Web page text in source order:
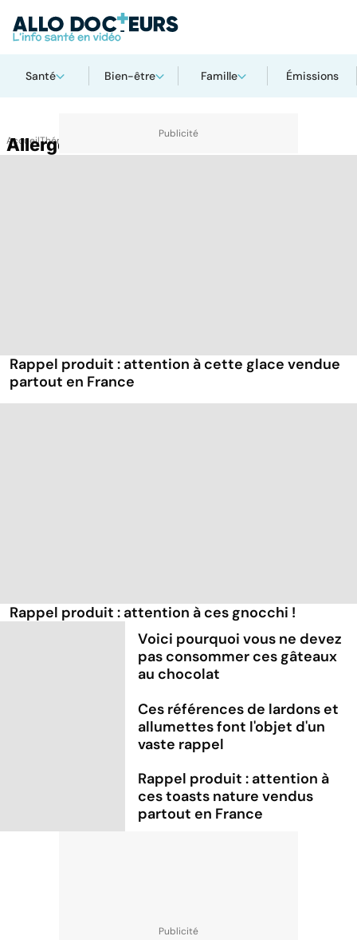
Santé Bien-être Famille Émissions
AccueilThématiques
Allergène
Rappel produit : attention à cette glace vendue
partout en France
Rappel produit : attention à ces gnocchi !
Voici pourquoi vous ne devez
pas consommer ces gâteaux
au chocolat
Ces références de lardons et
allumettes font l'objet d'un
vaste rappel
Rappel produit : attention à
ces toasts nature vendus
partout en France